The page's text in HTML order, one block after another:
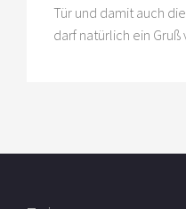
Tür und damit auch
darf natürlich ein Gruß